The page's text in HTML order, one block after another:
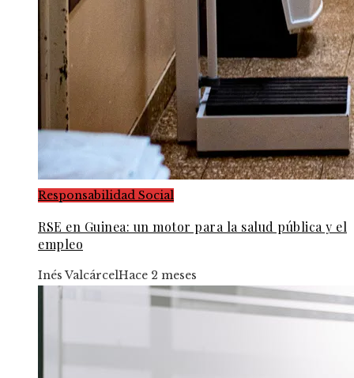
Responsabilidad Social
RSE en Guinea: un motor para la salud pública y el
empleo
Inés ValcárcelHace 2 meses